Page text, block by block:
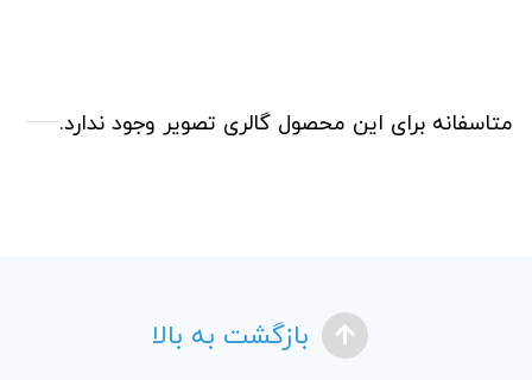
متاسفانه برای این محصول گالری تصویر وجود ندارد.
بازگشت به بالا